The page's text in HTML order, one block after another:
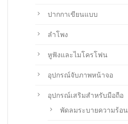
ปากกาเขียนแบบ
ลำโพง
หูฟังและไมโครโฟน
อุปกรณ์จับภาพหน้าจอ
อุปกรณ์เสริมสำหรับมือถือ
พัดลมระบายความร้อน